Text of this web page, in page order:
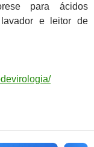
para ácidos
lavador e leitor de